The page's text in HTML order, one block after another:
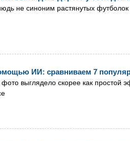
не синоним растянутых футболок
ИИ: сравниваем 7
выглядело скорее как простой